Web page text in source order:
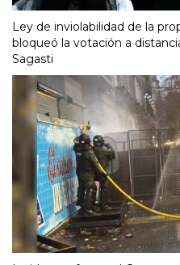
Ley de inviolabilidad de la
bloqueó la votación a
Sagasti